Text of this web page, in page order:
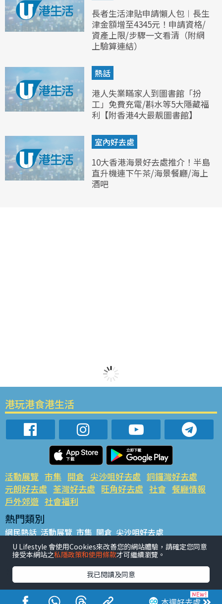
長者生活津貼申請懶人包︱長生
津金額增至4345元！申請資格/
資產上限/步驟一文看清（附網
上驗算連結）
熱話
港人失業瞞家人到圖書館「扮
工」免費充電/斟水等5大隱藏福
利【附香港4大最靚圖書館】
室內好去處
10大香港海景好去處推介！半島
直升機連下午茶/海景餐廳/海上
酒吧
港玩港食港生活
活動展覽 市集 開倉 尖沙咀好去處 銅鑼灣好去處
元朗好去處 荃灣好去處 旺角好去處 社會 餐廳情報
戶外郊遊 社會福利
熱門類別
網民熱話 活動展覽 市集 開倉 尖沙咀好去處
銅鑼灣好去處 元朗好去處 荃灣好去處 旺角好去處 社會
餐廳情報 戶外郊遊
熱門標籤
#UGO搵好去處 #人氣活動推介 #美食社群熱話
#親子玩樂好去處
#ULifestyle應用程式 #限時搶
U Lifestyle 會使用Cookies來改善您的網站體驗，請確定您同意
接受本網站之私隱政策和使用條款才可繼續瀏覽。
我已閱讀及同意